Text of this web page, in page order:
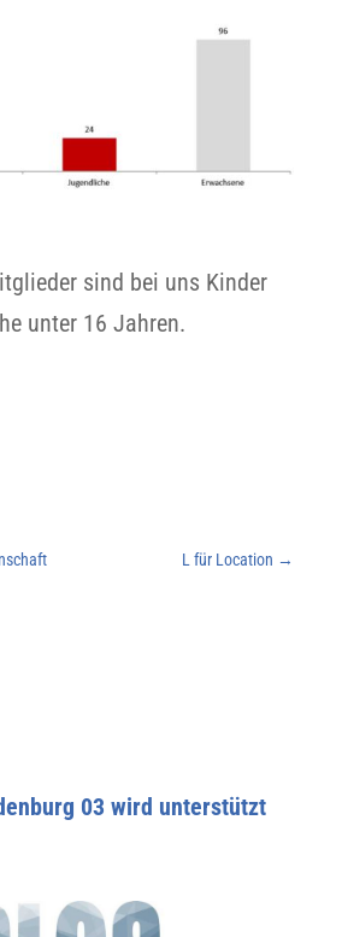
sind bei uns Kinder
unter 16 Jahren.
L für Location →
03 wird unterstützt